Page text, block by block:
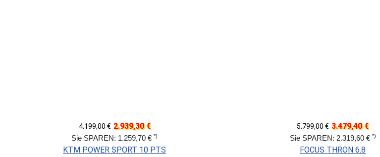
4.199,00 € 2.939,30 €
Sie SPAREN: 1.259,70 €*)
KTM POWER SPORT 10 PTS
5.799,00 € 3.479,40 €
Sie SPAREN: 2.319,60 € *)
FOCUS THRON 6.8